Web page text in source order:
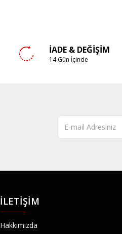
İADE & DEĞIŞIM
14 Gün İçinde
İLETIŞIM
Hakkımızda